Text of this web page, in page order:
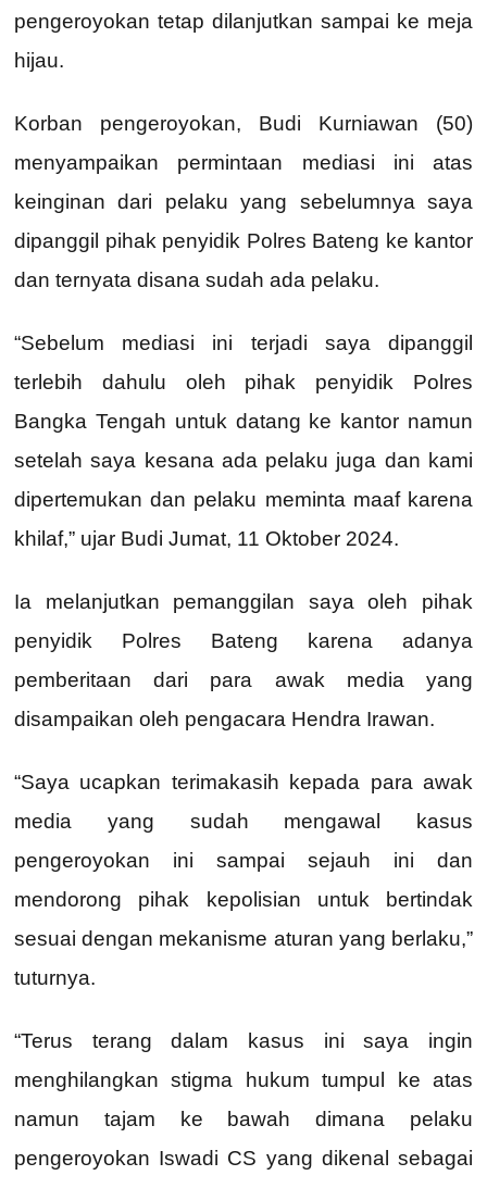
pengeroyokan tetap dilanjutkan sampai ke meja
hijau.
Korban pengeroyokan, Budi Kurniawan (50)
menyampaikan permintaan mediasi ini atas
keinginan dari pelaku yang sebelumnya saya
dipanggil pihak penyidik Polres Bateng ke kantor
dan ternyata disana sudah ada pelaku.
“Sebelum mediasi ini terjadi saya dipanggil
terlebih dahulu oleh pihak penyidik Polres
Bangka Tengah untuk datang ke kantor namun
setelah saya kesana ada pelaku juga dan kami
dipertemukan dan pelaku meminta maaf karena
khilaf,” ujar Budi Jumat, 11 Oktober 2024.
Ia melanjutkan pemanggilan saya oleh pihak
penyidik Polres Bateng karena adanya
pemberitaan dari para awak media yang
disampaikan oleh pengacara Hendra Irawan.
“Saya ucapkan terimakasih kepada para awak
media yang sudah mengawal kasus
pengeroyokan ini sampai sejauh ini dan
mendorong pihak kepolisian untuk bertindak
sesuai dengan mekanisme aturan yang berlaku,”
tuturnya.
“Terus terang dalam kasus ini saya ingin
menghilangkan stigma hukum tumpul ke atas
namun tajam ke bawah dimana pelaku
pengeroyokan Iswadi CS yang dikenal sebagai